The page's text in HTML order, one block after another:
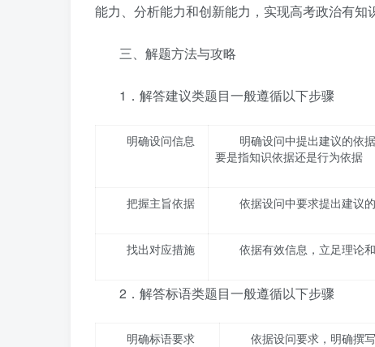
能力、分析能力和创新能力，实现高考政治有知
三、解题方法与攻略
1．解答建议类题目一般遵循以下步骤
明确设问信息
明确设问中提出建议的依
要是指知识依据还是行为依据
把握主旨依据 依据设问中要求提出建议
找出对应措施 依据有效信息，立足理论
2．解答标语类题目一般遵循以下步骤
明确标语要求 依据设问要求，明确撰